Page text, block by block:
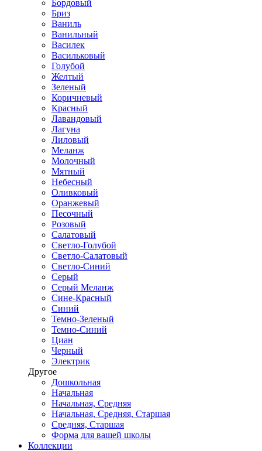
Бордовый
Бриз
Ваниль
Ванильный
Василек
Васильковый
Голубой
Желтый
Зеленый
Коричневый
Красный
Лавандовый
Лагуна
Лиловый
Меланж
Молочный
Мятный
Небесный
Оливковый
Оранжевый
Песочный
Розовый
Салатовый
Светло-Голубой
Светло-Салатовый
Светло-Синий
Серый
Серый Меланж
Сине-Красный
Синий
Темно-Зеленый
Темно-Синий
Циан
Черный
Электрик
Другое
Дошкольная
Начальная
Начальная, Средняя
Начальная, Средняя, Старшая
Средняя, Старшая
Форма для вашей школы
Коллекции